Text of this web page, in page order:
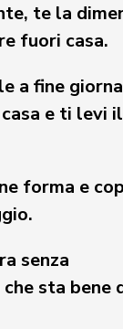
te la
fuori casa.
a fine
e ti levi il
forma e
senza
sta bene